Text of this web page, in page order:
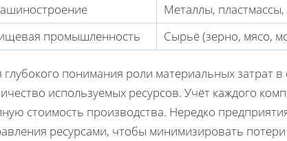
Металлы,
промышленность
Сырьё (зерно, мясо,
глубокого понимания роли материальных затрат
используемых ресурсов. Учёт каждого
стоимость производства. Нередко
ресурсами, чтобы минимизировать